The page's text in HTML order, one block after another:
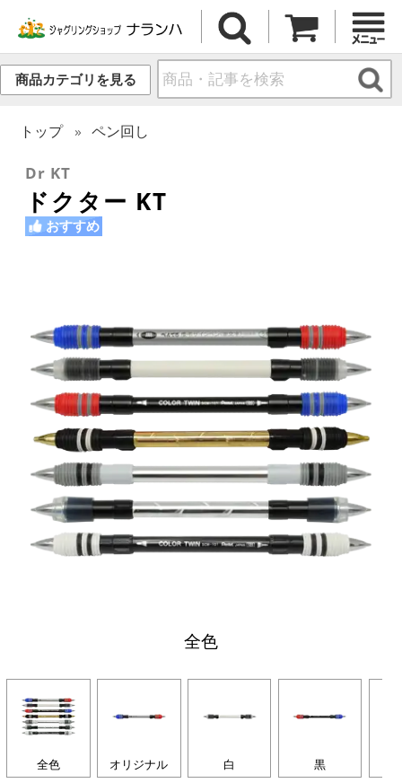
商品カテゴリを見る
トップ ペン回し
Dr KT
ドクター KT
おすすめ
全色
全色 オリジナル 白 黒